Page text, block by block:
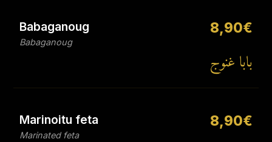
Babaganoug
Babaganoug
8,90€
بابا غنوج
Marinoitu feta
Marinated feta
8,90€